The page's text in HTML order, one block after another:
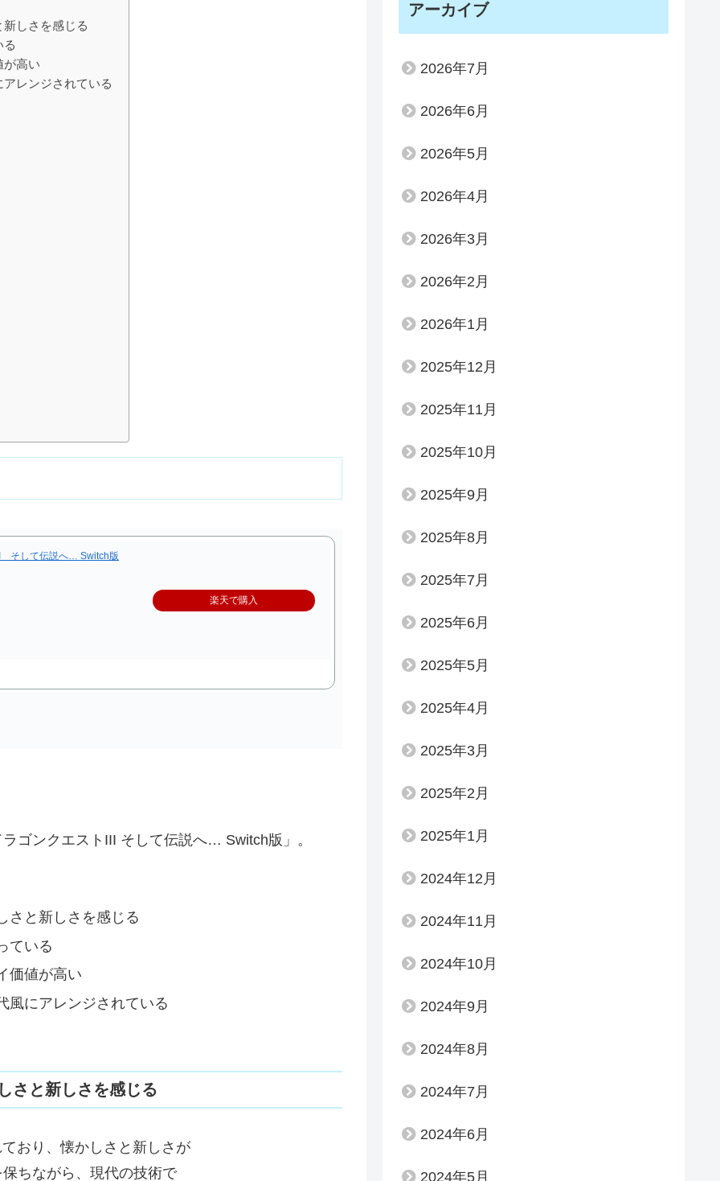
しさを感じる
る
が高い
レンジされている
そして伝説へ… Switch版
楽天で購入
ゴンクエストIII そして伝説へ… Switch版」。
さと新しさを感じる
ている
価値が高い
風にアレンジされている
さと新しさを感じる
おり、懐かしさと新しさが
ちながら、現代の技術で
アーカイブ
2026年7月
2026年6月
2026年5月
2026年4月
2026年3月
2026年2月
2026年1月
2025年12月
2025年11月
2025年10月
2025年9月
2025年8月
2025年7月
2025年6月
2025年5月
2025年4月
2025年3月
2025年2月
2025年1月
2024年12月
2024年11月
2024年10月
2024年9月
2024年8月
2024年7月
2024年6月
2024年5月